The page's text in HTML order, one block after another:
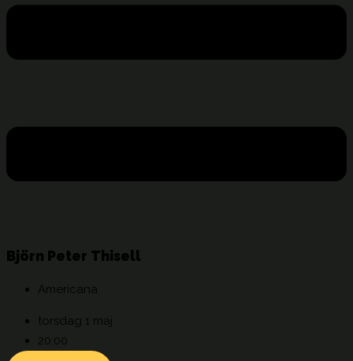
Björn Peter Thisell
Americana
torsdag 1 maj
20:00